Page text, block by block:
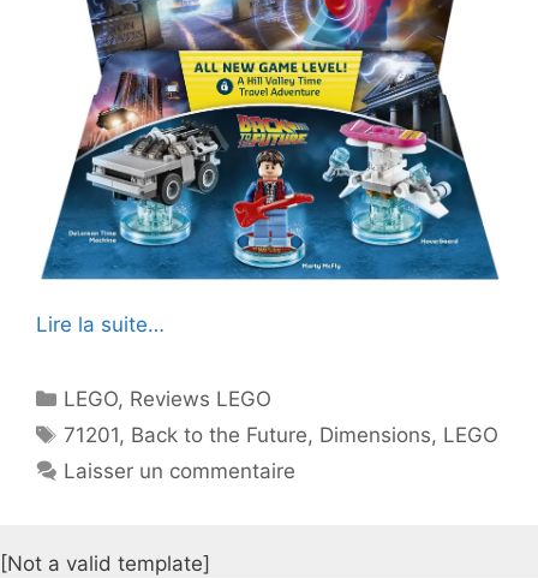
Lire la suite…
Catégories
LEGO, Reviews LEGO
Étiquettes
71201, Back to the Future, Dimensions, LEGO
Laisser un commentaire
[Not a valid template]